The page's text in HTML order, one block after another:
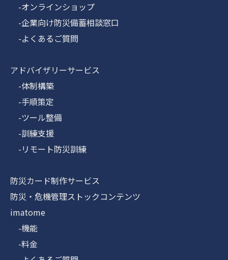
-オンラインショップ
-企業向け防災備蓄相談窓口
-よくあるご質問
アドバイザリーサービス
-体制構築
-手順策定
-ツール整備
-訓練支援
-リモート防災訓練
防災カード制作サービス
防災・危機管理ストックコンテンツ
imatome
-機能
-料金